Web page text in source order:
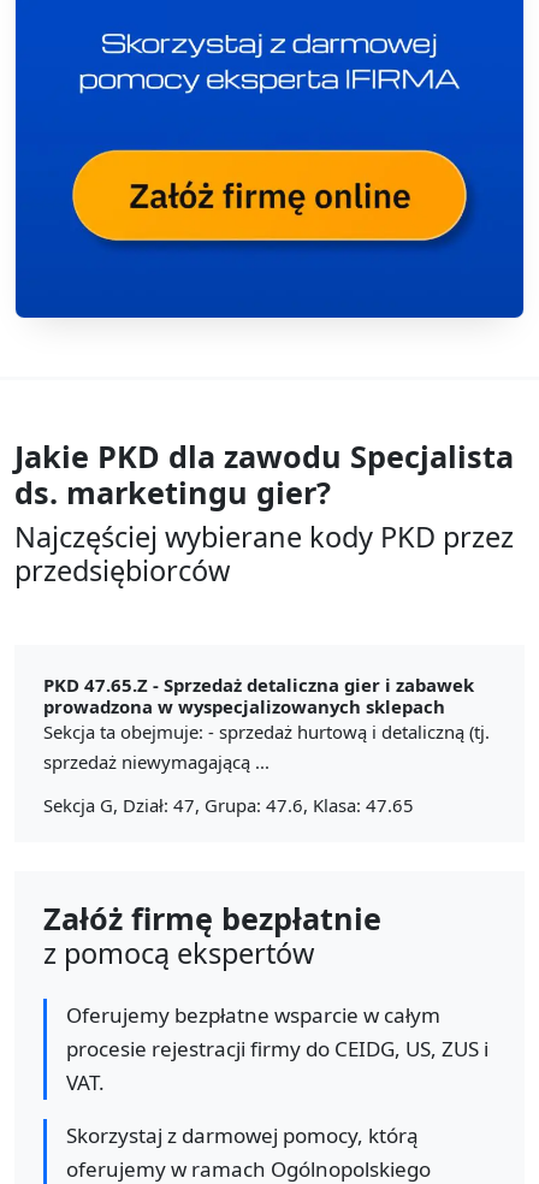
Jakie PKD dla zawodu Specjalista
ds. marketingu gier?
Najczęściej wybierane kody PKD przez
przedsiębiorców
PKD 47.65.Z - Sprzedaż detaliczna gier i zabawek
prowadzona w wyspecjalizowanych sklepach
Sekcja ta obejmuje: - sprzedaż hurtową i detaliczną (tj.
sprzedaż niewymagającą ...
Sekcja G, Dział: 47, Grupa: 47.6, Klasa: 47.65
Załóż firmę bezpłatnie
z pomocą ekspertów
Oferujemy bezpłatne wsparcie w całym
procesie rejestracji firmy do CEIDG, US, ZUS i
VAT.
Skorzystaj z darmowej pomocy, którą
oferujemy w ramach Ogólnopolskiego